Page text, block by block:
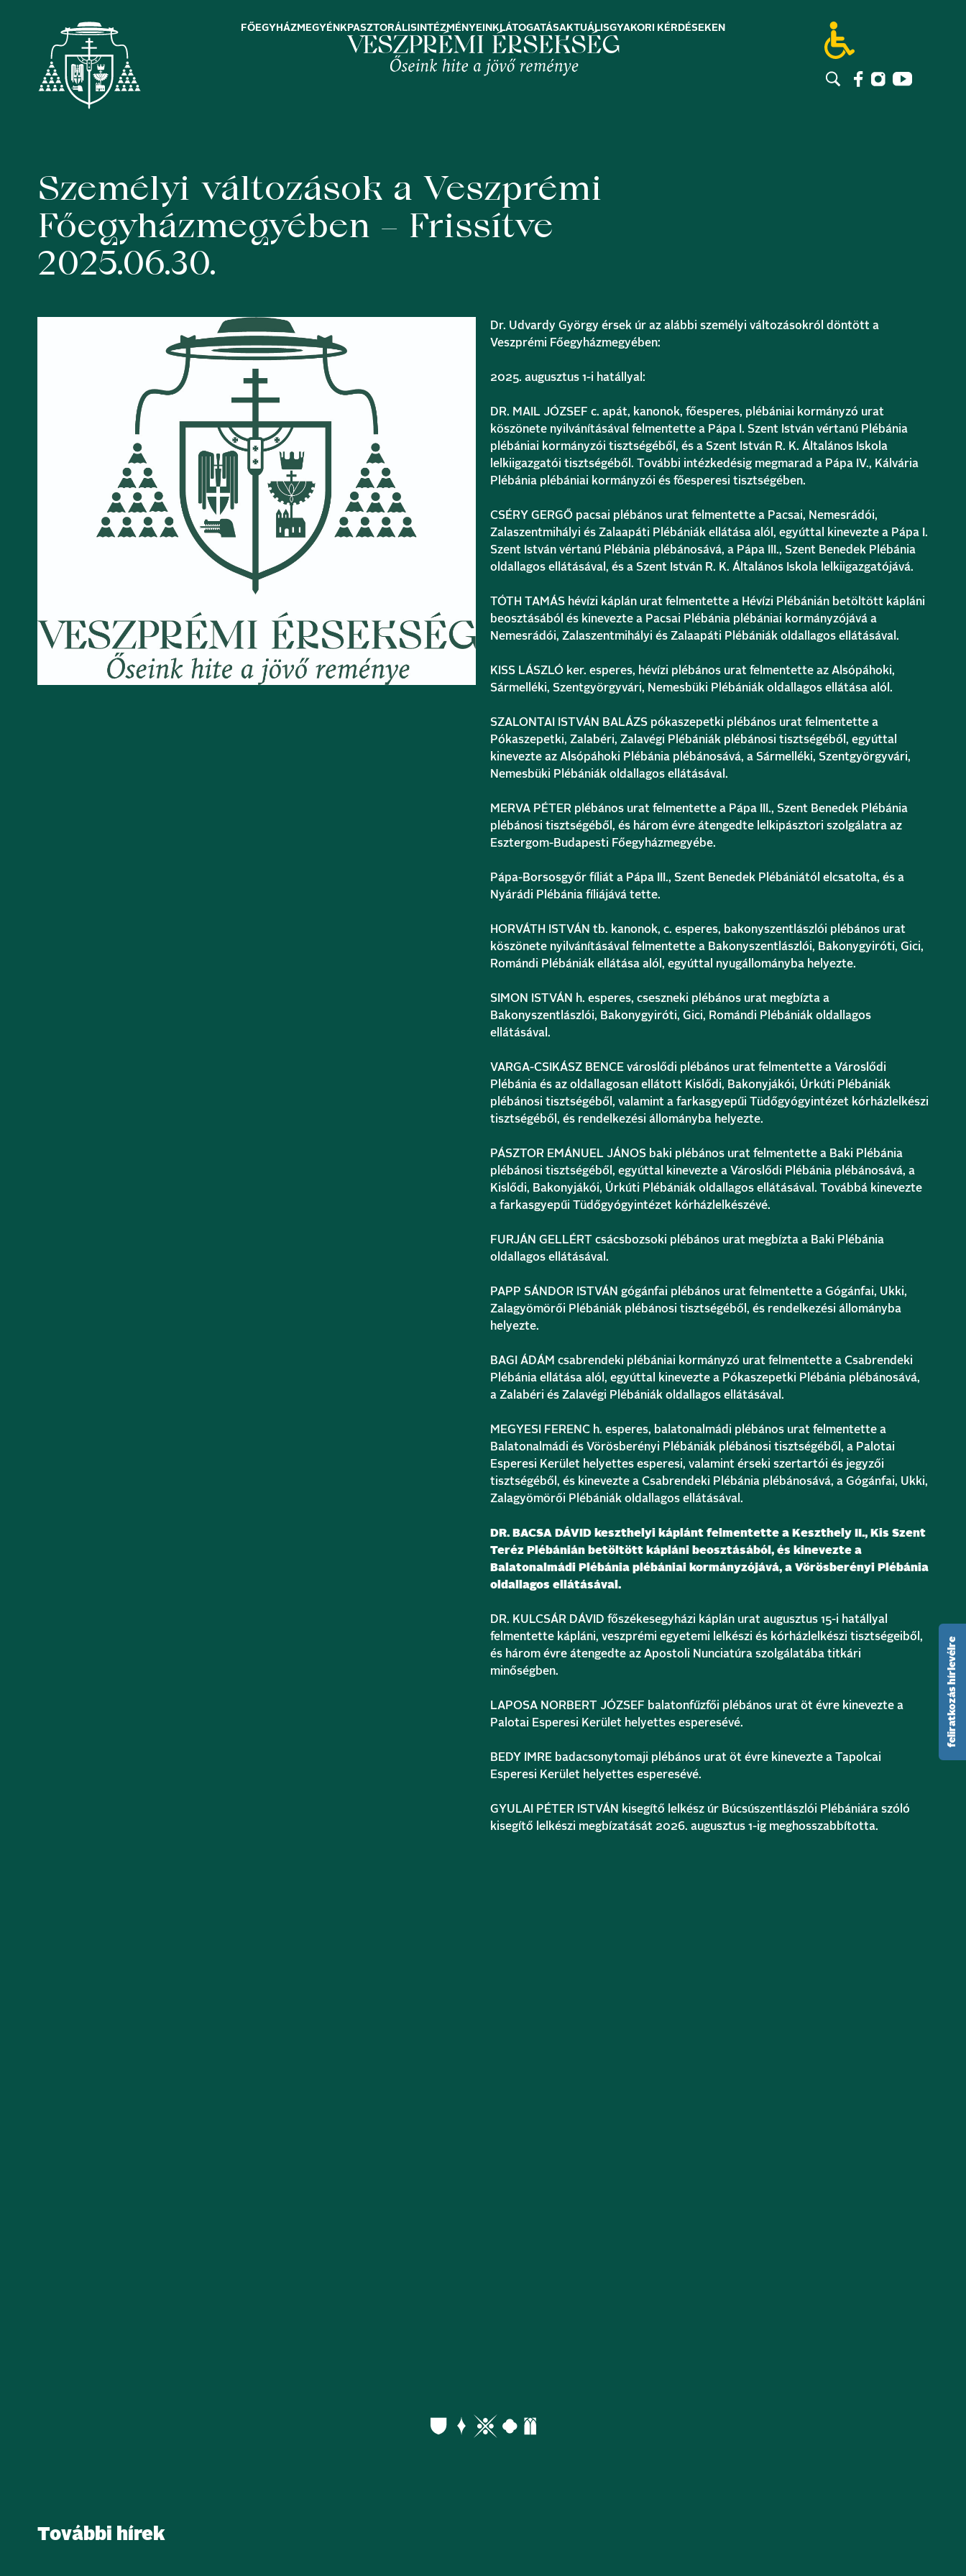
FŐEGYHÁZMEGYÉNK PASZTORÁLIS INTÉZMÉNYEINK LÁTOGATÁSAKTUÁLISGYAKORI KÉRDÉSEK EN
Személyi változások a Veszprémi
Főegyházmegyében – Frissítve
2025.06.30.
Dr. Udvardy György érsek úr az alábbi személyi változásokról döntött a
Veszprémi Főegyházmegyében:
2025. augusztus 1-i hatállyal:
DR. MAIL JÓZSEF c. apát, kanonok, főesperes, plébániai kormányzó urat
köszönete nyilvánításával felmentette a Pápa I. Szent István vértanú Plébánia
plébániai kormányzói tisztségéből, és a Szent István R. K. Általános Iskola
lelkiigazgatói tisztségéből. További intézkedésig megmarad a Pápa IV., Kálvária
Plébánia plébániai kormányzói és főesperesi tisztségében.
CSÉRY GERGŐ pacsai plébános urat felmentette a Pacsai, Nemesrádói,
Zalaszentmihályi és Zalaapáti Plébániák ellátása alól, egyúttal kinevezte a Pápa I.
Szent István vértanú Plébánia plébánosává, a Pápa III., Szent Benedek Plébánia
oldallagos ellátásával, és a Szent István R. K. Általános Iskola lelkiigazgatójává.
TÓTH TAMÁS hévízi káplán urat felmentette a Hévízi Plébánián betöltött kápláni
beosztásából és kinevezte a Pacsai Plébánia plébániai kormányzójává a
Nemesrádói, Zalaszentmihályi és Zalaapáti Plébániák oldallagos ellátásával.
KISS LÁSZLÓ ker. esperes, hévízi plébános urat felmentette az Alsópáhoki,
Sármelléki, Szentgyörgyvári, Nemesbüki Plébániák oldallagos ellátása alól.
SZALONTAI ISTVÁN BALÁZS pókaszepetki plébános urat felmentette a
Pókaszepetki, Zalabéri, Zalavégi Plébániák plébánosi tisztségéből, egyúttal
kinevezte az Alsópáhoki Plébánia plébánosává, a Sármelléki, Szentgyörgyvári,
Nemesbüki Plébániák oldallagos ellátásával.
MERVA PÉTER plébános urat felmentette a Pápa III., Szent Benedek Plébánia
plébánosi tisztségéből, és három évre átengedte lelkipásztori szolgálatra az
Esztergom-Budapesti Főegyházmegyébe.
Pápa-Borsosgyőr fíliát a Pápa III., Szent Benedek Plébániától elcsatolta, és a
Nyárádi Plébánia fíliájává tette.
HORVÁTH ISTVÁN tb. kanonok, c. esperes, bakonyszentlászlói plébános urat
köszönete nyilvánításával felmentette a Bakonyszentlászlói, Bakonygyiróti, Gici,
Romándi Plébániák ellátása alól, egyúttal nyugállományba helyezte.
SIMON ISTVÁN h. esperes, cseszneki plébános urat megbízta a
Bakonyszentlászlói, Bakonygyiróti, Gici, Romándi Plébániák oldallagos
ellátásával.
VARGA-CSIKÁSZ BENCE városlődi plébános urat felmentette a Városlődi
Plébánia és az oldallagosan ellátott Kislődi, Bakonyjákói, Úrkúti Plébániák
plébánosi tisztségéből, valamint a farkasgyepűi Tüdőgyógyintézet kórházlelkészi
tisztségéből, és rendelkezési állományba helyezte.
PÁSZTOR EMÁNUEL JÁNOS baki plébános urat felmentette a Baki Plébánia
plébánosi tisztségéből, egyúttal kinevezte a Városlődi Plébánia plébánosává, a
Kislődi, Bakonyjákói, Úrkúti Plébániák oldallagos ellátásával. Továbbá kinevezte
a farkasgyepűi Tüdőgyógyintézet kórházlelkészévé.
FURJÁN GELLÉRT csácsbozsoki plébános urat megbízta a Baki Plébánia
oldallagos ellátásával.
PAPP SÁNDOR ISTVÁN gógánfai plébános urat felmentette a Gógánfai, Ukki,
Zalagyömörői Plébániák plébánosi tisztségéből, és rendelkezési állományba
helyezte.
BAGI ÁDÁM csabrendeki plébániai kormányzó urat felmentette a Csabrendeki
Plébánia ellátása alól, egyúttal kinevezte a Pókaszepetki Plébánia plébánosává,
a Zalabéri és Zalavégi Plébániák oldallagos ellátásával.
MEGYESI FERENC h. esperes, balatonalmádi plébános urat felmentette a
Balatonalmádi és Vörösberényi Plébániák plébánosi tisztségéből, a Palotai
Esperesi Kerület helyettes esperesi, valamint érseki szertartói és jegyzői
tisztségéből, és kinevezte a Csabrendeki Plébánia plébánosává, a Gógánfai, Ukki,
Zalagyömörői Plébániák oldallagos ellátásával.
DR. BACSA DÁVID keszthelyi káplánt felmentette a Keszthely II., Kis Szent
Teréz Plébánián betöltött kápláni beosztásából, és kinevezte a
Balatonalmádi Plébánia plébániai kormányzójává, a Vörösberényi Plébánia
oldallagos ellátásával.
DR. KULCSÁR DÁVID főszékesegyházi káplán urat augusztus 15-i hatállyal
felmentette kápláni, veszprémi egyetemi lelkészi és kórházlelkészi tisztségeiből,
és három évre átengedte az Apostoli Nunciatúra szolgálatába titkári
minőségben.
LAPOSA NORBERT JÓZSEF balatonfűzfői plébános urat öt évre kinevezte a
Palotai Esperesi Kerület helyettes esperesévé.
BEDY IMRE badacsonytomaji plébános urat öt évre kinevezte a Tapolcai
Esperesi Kerület helyettes esperesévé.
GYULAI PÉTER ISTVÁN kisegítő lelkész úr Búcsúszentlászlói Plébániára szóló
kisegítő lelkészi megbízatását 2026. augusztus 1-ig meghosszabbította.
További hírek
feliratkozás hírlevélre